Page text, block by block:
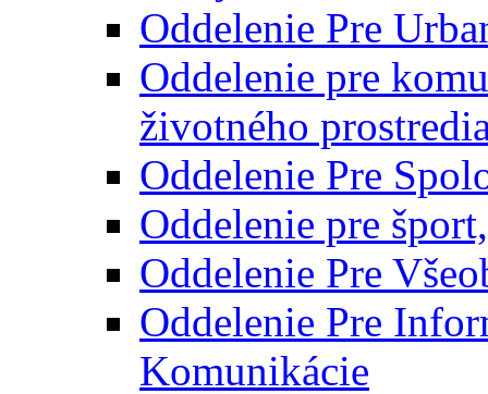
Oddelenie Pre
Oddelenie pre
životného
Oddelenie Pre
Oddelenie pre
Oddelenie Pre
Oddelenie Pre
Komunikácie